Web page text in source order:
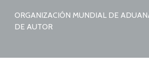
ORGANIZACIÓN MUNDIAL DE
DE AUTOR